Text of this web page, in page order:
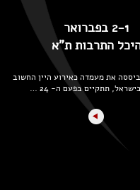
2-1 בפברואר
התרבות ת"א
את מעמדה כאירוע היין החשוב
תתקיים בפעם ה- 24 …